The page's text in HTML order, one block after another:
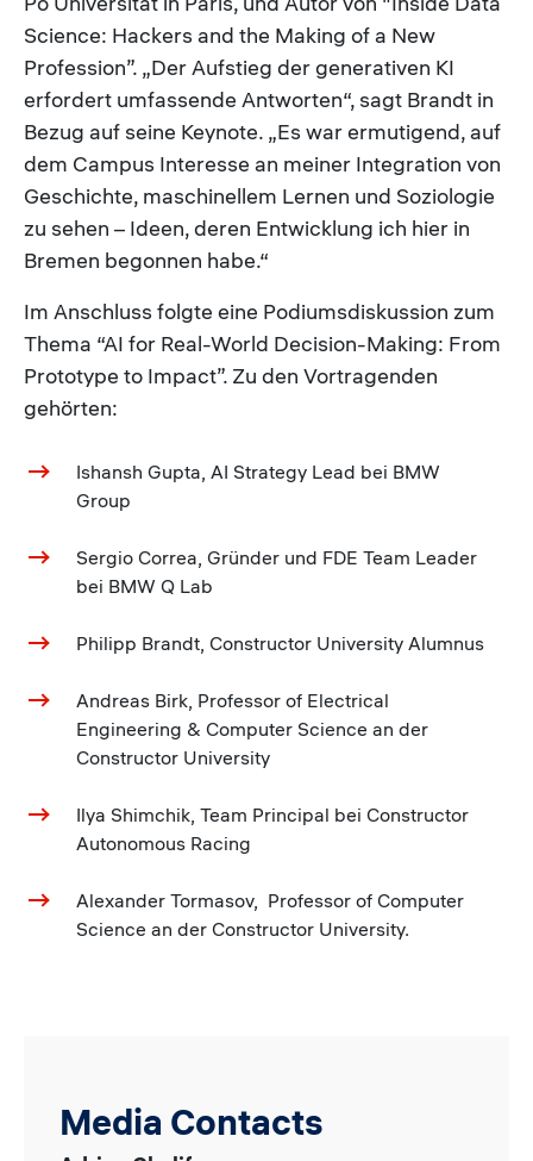
Science: Hackers and the Making of a New
Profession”. „Der Aufstieg der generativen KI
erfordert umfassende Antworten“, sagt Brandt in
Bezug auf seine Keynote. „Es war ermutigend, auf
dem Campus Interesse an meiner Integration von
Geschichte, maschinellem Lernen und Soziologie
zu sehen – Ideen, deren Entwicklung ich hier in
Bremen begonnen habe.“
Im Anschluss folgte eine Podiumsdiskussion zum
Thema “AI for Real-World Decision-Making: From
Prototype to Impact”. Zu den Vortragenden
gehörten:
Ishansh Gupta, AI Strategy Lead bei BMW
Group
Sergio Correa, Gründer und FDE Team Leader
bei BMW Q Lab
Philipp Brandt, Constructor University Alumnus
Andreas Birk, Professor of Electrical
Engineering & Computer Science an der
Constructor University
Ilya Shimchik, Team Principal bei Constructor
Autonomous Racing
Alexander Tormasov, Professor of Computer
Science an der Constructor University.
Media Contacts